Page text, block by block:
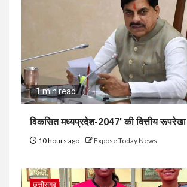
1 min read
विकसित मध्यप्रदेश-2047’ की वित्तीय रूपरेखा
10 hours ago Expose Today News
छत्तीसगढ